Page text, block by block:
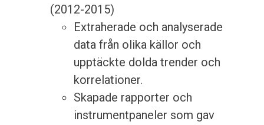
(2012-2015)
Extraherade och analyserade
data från olika källor och
upptäckte dolda trender och
korrelationer.
Skapade rapporter och
instrumentpaneler som gav